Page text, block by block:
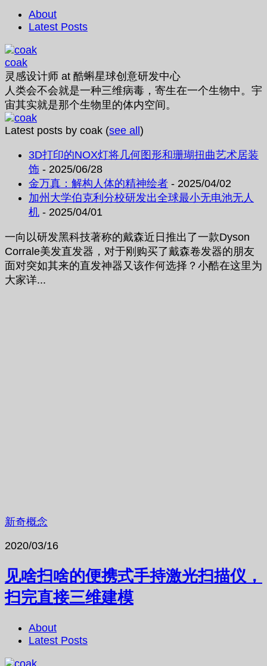
About
Latest Posts
coak
灵感设计师 at 酷蝌星球创意研发中心
人类会不会就是一种三维病毒，寄生在一个生物中。宇
宙其实就是那个生物里的体内空间。
Latest posts by coak (see all )
3D打印的NOX灯将几何图形和珊瑚扭曲艺术居装
饰 - 2025/06/28
金万真：解构人体的精神绘者 - 2025/04/02
加州大学伯克利分校研发出全球最小无电池无人
机 - 2025/04/01
一向以研发黑科技著称的戴森近日推出了一款Dyson
Corrale美发直发器，对于刚购买了戴森卷发器的朋友
面对突如其来的直发神器又该作何选择？小酷在这里为
大家详...
新奇概念
2020/03/16
见啥扫啥的便携式手持激光扫描仪，
扫完直接三维建模
About
Latest Posts